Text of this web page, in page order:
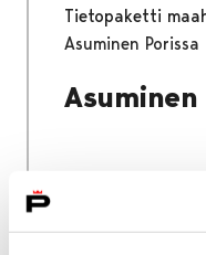
Tietopaketti
Asuminen Porissa
Asuminen